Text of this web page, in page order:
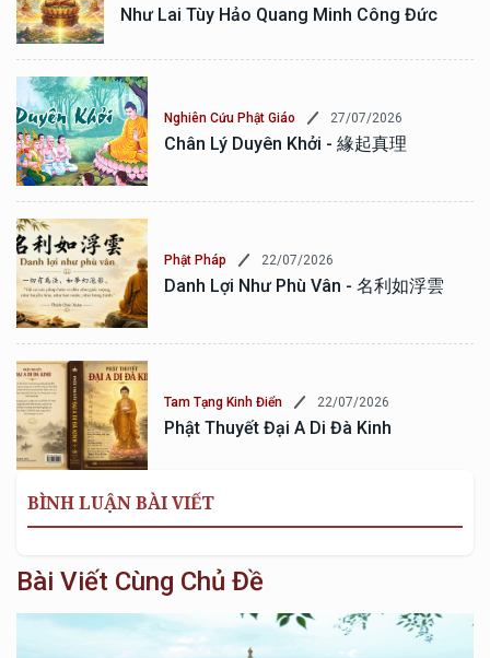
Như Lai Tùy Hảo Quang Minh Công Đức
Nghiên Cứu Phật Giáo 27/07/2026
Chân Lý Duyên Khởi - 緣起真理
Phật Pháp 22/07/2026
Danh Lợi Như Phù Vân - 名利如浮雲
Tam Tạng Kinh Điển 22/07/2026
Phật Thuyết Đại A Di Đà Kinh
BÌNH LUẬN BÀI VIẾT
Bài Viết Cùng Chủ Đề